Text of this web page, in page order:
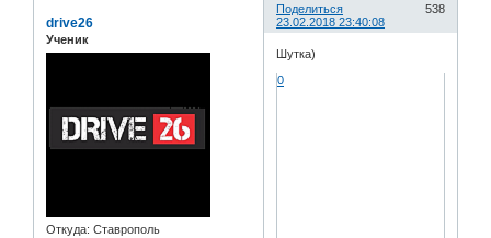
Поделиться
538
23.02.2018 23:40:08
drive26
Ученик
Откуда: Ставрополь
Шутка)
0